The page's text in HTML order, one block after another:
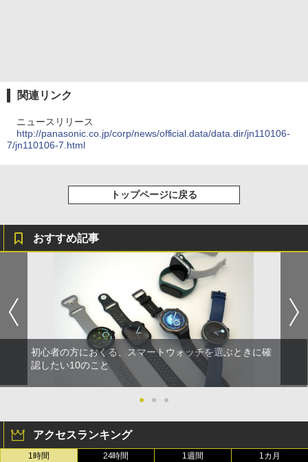
関連リンク
ニュースリリース
http://panasonic.co.jp/corp/news/official.data/data.dir/jn110106-
7/jn110106-7.html
トップページに戻る
おすすめ記事
初心者の方におくる、スマートウォッチを選ぶときに確
認したい10のこと
● ● ●
アクセスランキング
1時間 24時間 1週間 1カ月